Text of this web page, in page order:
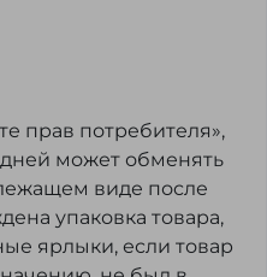
прав потребителя»,
дней может обменять
виде после
упаковка товара,
ярлыки, если товар